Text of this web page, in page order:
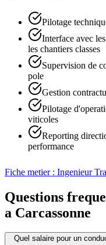
Pilotage
Interface avec
les chantiers classes
Supervision de
pole
Gestion
Pilotage
viticoles
Reporting
performance
Fiche metier : Ingenieur
Questions
a Carcassonne
Quel salaire pour un